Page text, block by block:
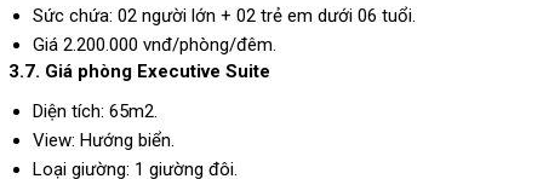
Sức chứa: 02 người lớn + 02 trẻ em dưới 06 tuổi.
Giá 2.200.000 vnđ/phòng/đêm.
3.7. Giá phòng Executive Suite
Diện tích: 65m2.
View: Hướng biển.
Loại giường: 1 giường đôi.